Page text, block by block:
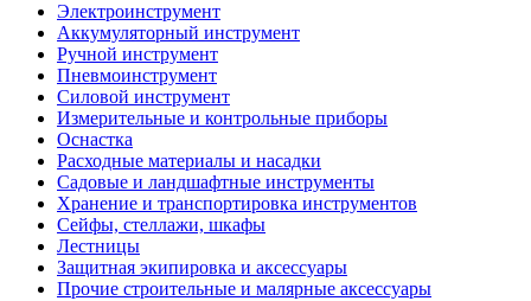
Электроинструмент
Аккумуляторный инструмент
Ручной инструмент
Пневмоинструмент
Силовой инструмент
Измерительные и контрольные приборы
Оснастка
Расходные материалы и насадки
Садовые и ландшафтные инструменты
Хранение и транспортировка инструментов
Сейфы, стеллажи, шкафы
Лестницы
Защитная экипировка и аксессуары
Прочие строительные и малярные аксессуары